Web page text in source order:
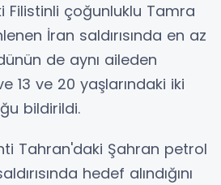
Filistinli çoğunluklu Tamra
İran saldırısında en az
de aynı aileden
13 ve 20 yaşlarındaki iki
bildirildi.
Tahran'daki Şahran petrol
hedef alındığını